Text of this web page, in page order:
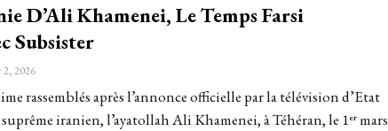
D’Ali Khamenei, Le Temps Farsi
Subsister
2, 2026
rassemblés après l’annonce officielle par la télévision d’Etat
iranien, l’ayatollah Ali Khamenei, à Téhéran, le 1ᵉʳ mars